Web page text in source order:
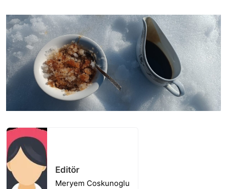
Editör
Meryem Coskunoglu